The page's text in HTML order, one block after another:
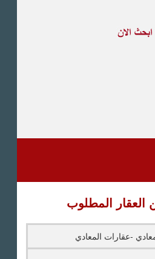
العقار المطلوب
-عقارات المعادي